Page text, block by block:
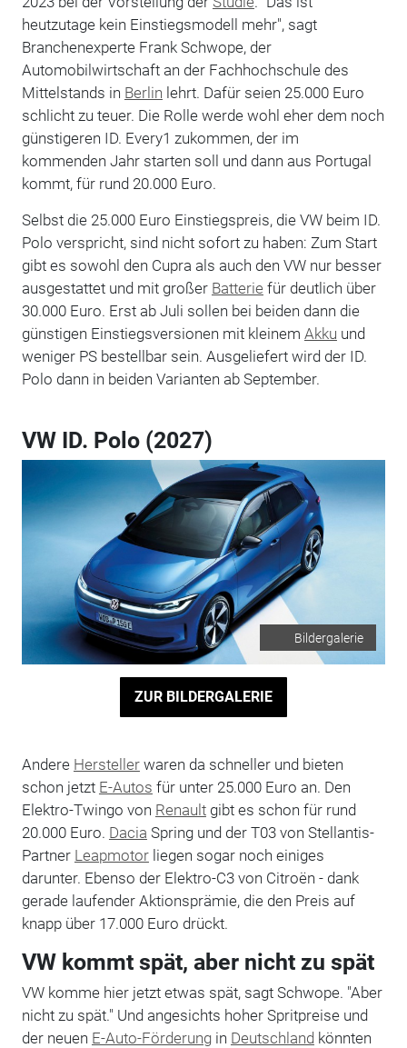
heutzutage kein Einstiegsmodell mehr", sagt
Branchenexperte Frank Schwope, der
Automobilwirtschaft an der Fachhochschule des
Mittelstands in Berlin lehrt. Dafür seien 25.000 Euro
schlicht zu teuer. Die Rolle werde wohl eher dem noch
günstigeren ID. Every1 zukommen, der im
kommenden Jahr starten soll und dann aus Portugal
kommt, für rund 20.000 Euro.
Selbst die 25.000 Euro Einstiegspreis, die VW beim ID.
Polo verspricht, sind nicht sofort zu haben: Zum Start
gibt es sowohl den Cupra als auch den VW nur besser
ausgestattet und mit großer Batterie für deutlich über
30.000 Euro. Erst ab Juli sollen bei beiden dann die
günstigen Einstiegsversionen mit kleinem Akku und
weniger PS bestellbar sein. Ausgeliefert wird der ID.
Polo dann in beiden Varianten ab September.
VW ID. Polo (2027)
Bildergalerie
ZUR BILDERGALERIE
Andere Herstellerwaren da schneller und bieten
schon jetzt E-Autos für unter 25.000 Euro an. Den
Elektro-Twingo von Renaultgibt es schon für rund
20.000 Euro. Dacia Spring und der T03 von Stellantis-
Partner Leapmotorliegen sogar noch einiges
darunter. Ebenso der Elektro-C3 von Citroën - dank
gerade laufender Aktionsprämie, die den Preis auf
knapp über 17.000 Euro drückt.
VW kommt spät, aber nicht zu spät
VW komme hier jetzt etwas spät, sagt Schwope. "Aber
nicht zu spät." Und angesichts hoher Spritpreise und
der neuen E-Auto-Förderungin Deutschland könnten